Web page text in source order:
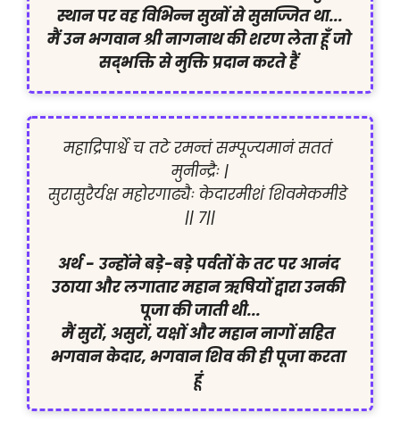
स्थान पर वह विभिन्न सुखों से सुसज्जित था...
मैं उन भगवान श्री नागनाथ की शरण लेता हूँ जो
सद्भक्ति से मुक्ति प्रदान करते हैं
महाद्रिपार्श्वे च तटे रमन्तं सम्पूज्यमानं सततं
मुनीन्द्रैः |
सुरासुरैर्यक्ष महोरगाढ्यैः केदारमीशं शिवमेकमीडे
|| ७||
अर्थ - उन्होंने बड़े-बड़े पर्वतों के तट पर आनंद
उठाया और लगातार महान ऋषियों द्वारा उनकी
पूजा की जाती थी...
मैं सुरों, असुरों, यक्षों और महान नागों सहित
भगवान केदार, भगवान शिव की ही पूजा करता
हूं